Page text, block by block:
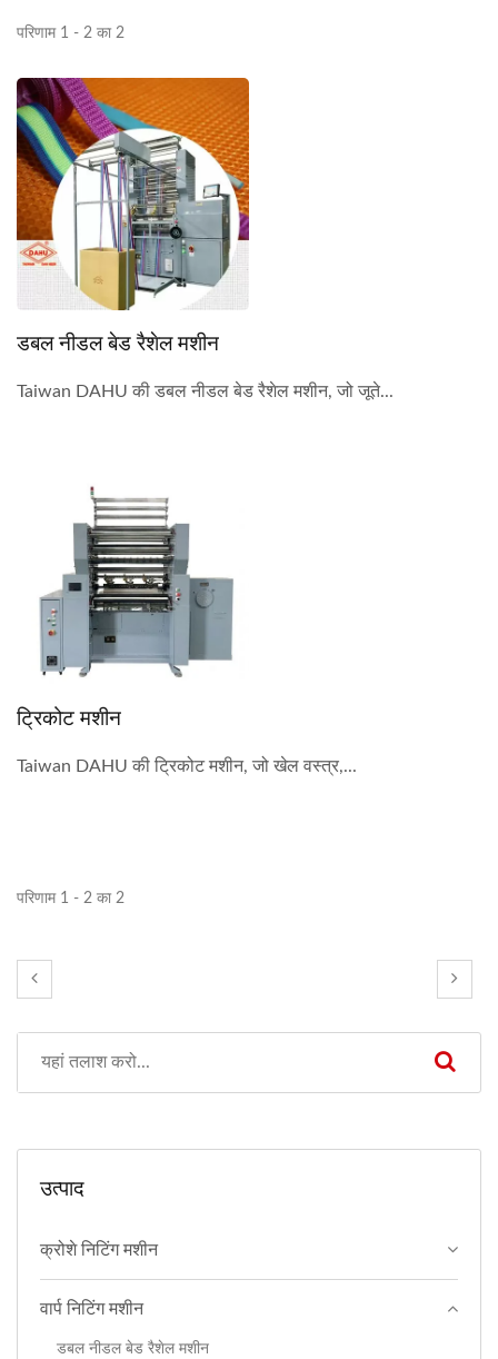
परिणाम 1 - 2 का 2
डबल नीडल बेड रैशेल मशीन
Taiwan DAHU की डबल नीडल बेड रैशेल मशीन, जो जूते...
ट्रिकोट मशीन
Taiwan DAHU की ट्रिकोट मशीन, जो खेल वस्त्र,...
परिणाम 1 - 2 का 2
उत्पाद
क्रोशे निटिंग मशीन
वार्प निटिंग मशीन
डबल नीडल बेड रैशेल मशीन